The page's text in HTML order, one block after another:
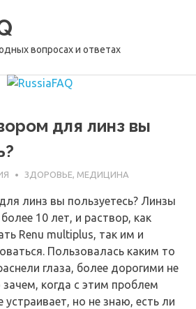
вопросах и ответах
для линз вы
ЗДОРОВЬЕ, МЕДИЦИНА
линз вы пользуетесь? Линзы
10 лет, и раствор, как
Renu multiplus, так им и
Пользовалась каким то
глаза, более дорогими не
когда с этим проблем
устраивает, но не знаю, есть ли